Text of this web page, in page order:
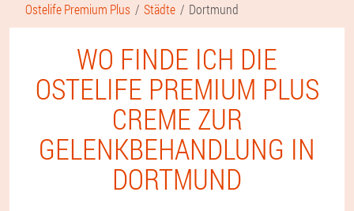
Ostelife Premium Plus Städte Dortmund
WO FINDE ICH DIE
OSTELIFE PREMIUM PLUS
CREME ZUR
GELENKBEHANDLUNG IN
DORTMUND